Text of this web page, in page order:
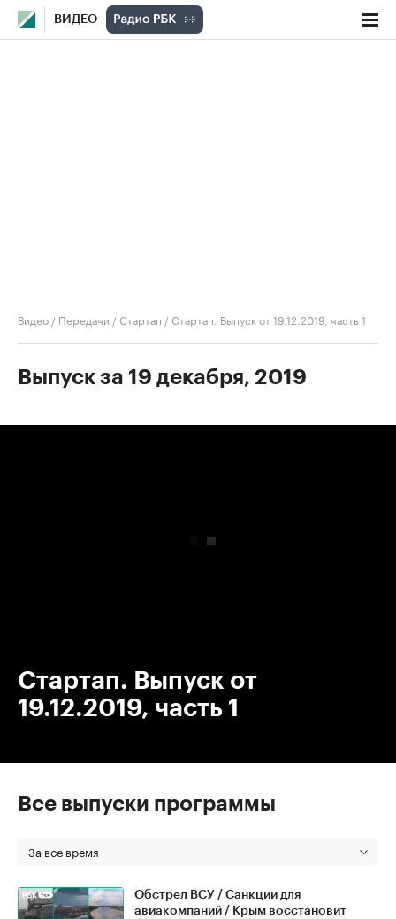
ВИДЕО
Видео / Передачи /Стартап /Стартап. Выпуск от 19.12.2019, часть 1
Выпуск за 19 декабря, 2019
Стартап. Выпуск от
19.12.2019, часть 1
Все выпуски программы
За все время
Обстрел ВСУ / Санкции для
авиакомпаний / Крым восстановит